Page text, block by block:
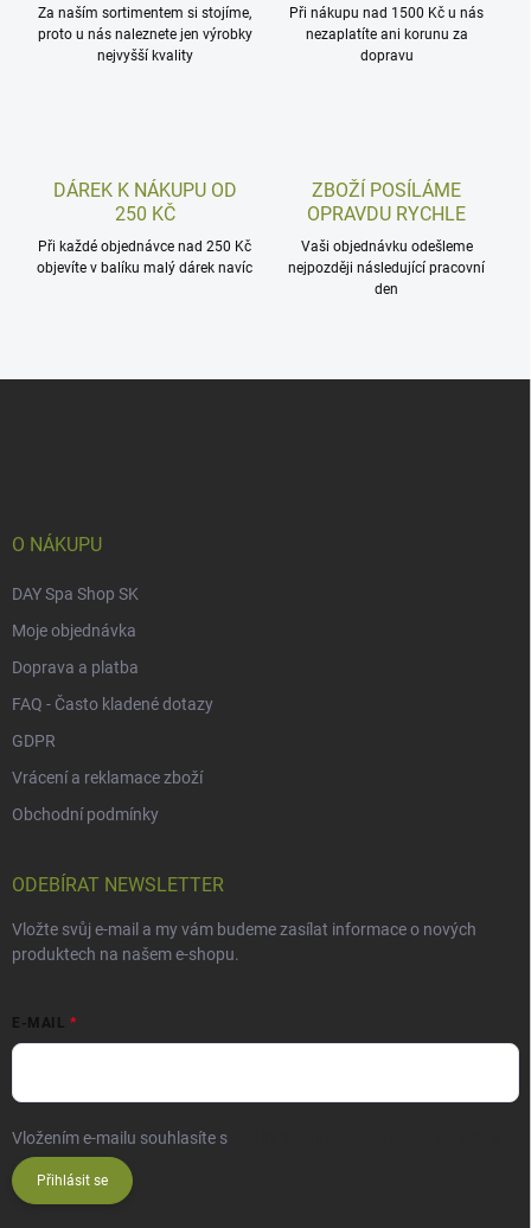
Za naším sortimentem si stojíme,
proto u nás naleznete jen výrobky
nejvyšší kvality
Při nákupu nad 1500 Kč u nás
nezaplatíte ani korunu za
dopravu
DÁREK K NÁKUPU OD
250 KČ
Při každé objednávce nad 250 Kč
objevíte v balíku malý dárek navíc
ZBOŽÍ POSÍLÁME
OPRAVDU RYCHLE
Vaši objednávku odešleme
nejpozději následující pracovní
den
O NÁKUPU
DAY Spa Shop SK
Moje objednávka
Doprava a platba
FAQ - Často kladené dotazy
GDPR
Vrácení a reklamace zboží
Obchodní podmínky
ODEBÍRAT NEWSLETTER
Vložte svůj e-mail a my vám budeme zasílat informace o nových
produktech na našem e-shopu.
E-MAIL
Vložením e-mailu souhlasíte s
Přihlásit se